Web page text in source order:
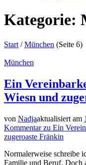
Kategorie:
Start / München (Seite 6)
München
Ein
Wiesn und
von Nadjaaktualisiert am
Kommentarzu Ein
zugeroaste Fränkin
Normalerweise schreibe
Familie und Beruf. Doch